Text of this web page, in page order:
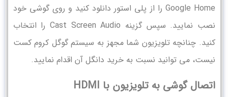
Google Home را از پلی استور دانلود کنید و روی گوشی خود
نصب نمایید. سپس گزینه Cast Screen Audio را انتخاب
کنید. چنانچه تلویزیون شما مجهز به سیستم گوگل کروم کست
نیست، می توانید نسبت به خرید دانگل آن اقدام نمایید.
اتصال گوشی به تلویزیون با HDMI